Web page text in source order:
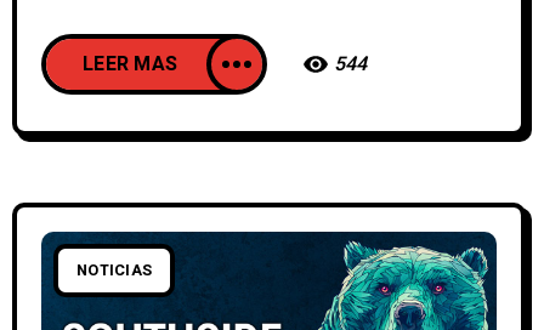
LEER MAS 544
NOTICIAS